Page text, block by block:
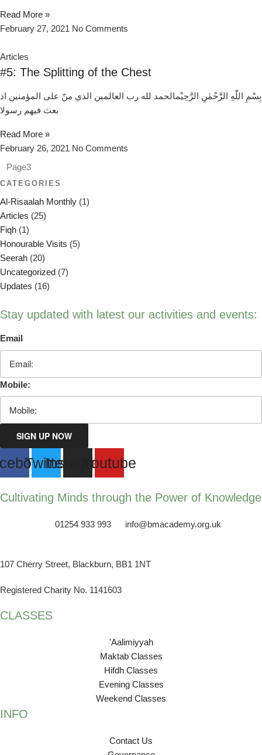
Read More »
February 27, 2021 No Comments
Articles
#5: The Splitting of the Chest
بِسْمِ اللّٰهِ الرَّحْمٰنِ الرَّحِيْمالحمد لله رب العالمين الذي منّ علی المؤمنين اذ
بعث فيهم رسولا
Read More »
February 26, 2021 No Comments
Page3
CATEGORIES
Al-Risaalah Monthly (1)
Articles (25)
Fiqh (1)
Honourable Visits (5)
Seerah (20)
Uncategorized (7)
Updates (16)
Stay updated with latest our activities and events:
Email
Mobile:
SIGN UP NOW
TwitterInstagramYoutube
Cultivating Minds through the Power of Knowledge
01254 933 993 info@bmacademy.org.uk
107 Cherry Street, Blackburn, BB1 1NT
Registered Charity No. 1141603
CLASSES
'Aalimiyyah
Maktab Classes
Hifdh Classes
Evening Classes
Weekend Classes
INFO
Contact Us